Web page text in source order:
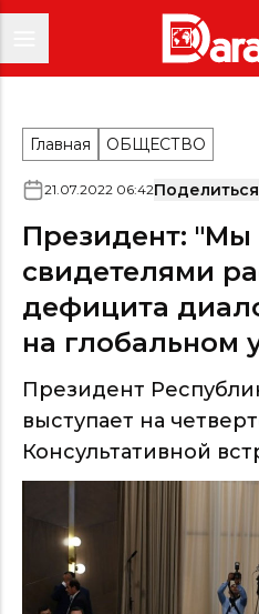
Главная ОБЩЕСТВО
21.07.2022 06:42Поделиться
Президент: "Мы
свидетелями
дефицита
на глобальном
Президент
выступает на
Консультативной